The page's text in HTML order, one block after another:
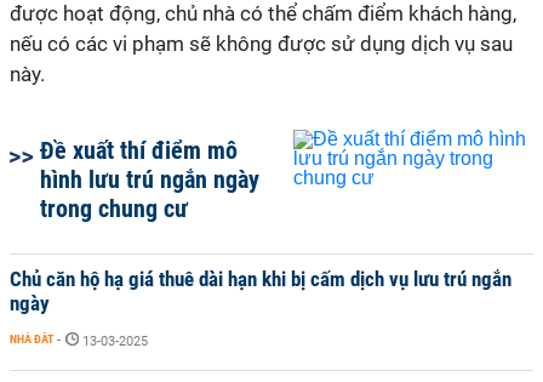
được hoạt động, chủ nhà có thể chấm điểm khách hàng,
nếu có các vi phạm sẽ không được sử dụng dịch vụ sau
này.
Đề xuất thí điểm mô
hình lưu trú ngắn ngày
trong chung cư
Chủ căn hộ hạ giá thuê dài hạn khi bị cấm dịch vụ lưu trú ngắn
ngày
NHÀ ĐẤT - 13-03-2025